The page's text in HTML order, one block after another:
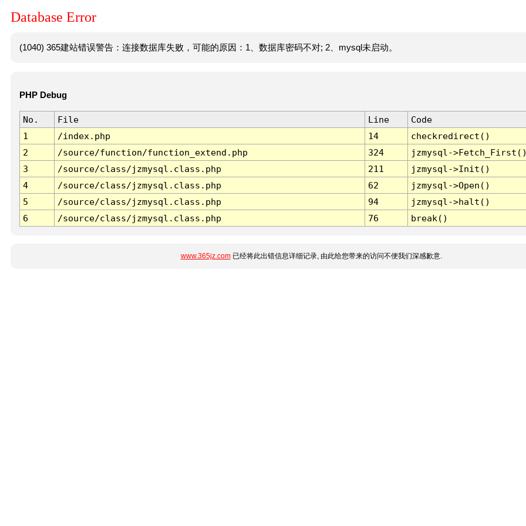
Database Error
(1040) 365建站错误警告：连接数据库失败，可能的原因：1、数据库密码不对; 2、mysql未启动。
PHP Debug
No. File Line
Code
1
/index.php 14
checkredirect()
2
/source/function/function_extend.php 324
jzmysql-
3
/source/class/jzmysql.class.php 211
jzmysql->Init()
4
/source/class/jzmysql.class.php 62
jzmysql->Open()
5
/source/class/jzmysql.class.php 94
jzmysql->halt()
6
/source/class/jzmysql.class.php 76 break()
www.365jz.com已经将此出错信息详细记录, 由此给您带来的访问不便我们深感歉意.